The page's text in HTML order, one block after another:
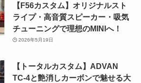
【F56カスタム】オリジナルスト
ライプ・高音質スピーカー・吸気
チューニングで理想のMINIへ！
2026年5月19日
【トータルカスタム】ADVAN
TC-4と艶消しカーボンで魅せる大